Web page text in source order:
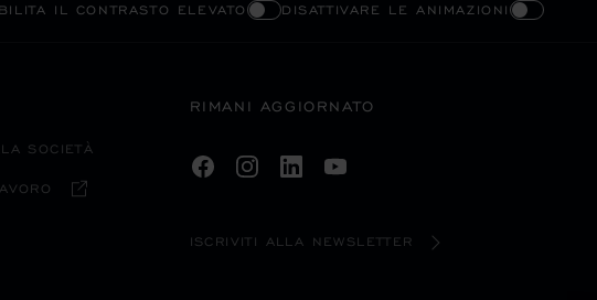
IL CONTRASTO ELEVATO DISATTIVARE LE ANIMAZIONI
SOCIETÀ
RIMANI AGGIORNATO
ISCRIVITI ALLA NEWSLETTER